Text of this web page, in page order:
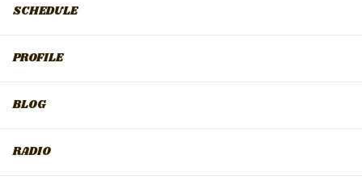
SCHEDULE
PROFILE
BLOG
RADIO